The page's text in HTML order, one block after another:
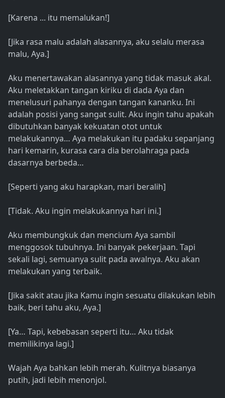
[Karena ... itu memalukan!]
[Jika rasa malu adalah alasannya, aku selalu merasa
malu, Aya.]
Aku menertawakan alasannya yang tidak masuk akal.
Aku meletakkan tangan kiriku di dada Aya dan
menelusuri pahanya dengan tangan kananku. Ini
adalah posisi yang sangat sulit. Aku ingin tahu apakah
dibutuhkan banyak kekuatan otot untuk
melakukannya… Aya melakukan itu padaku sepanjang
hari kemarin, kurasa cara dia berolahraga pada
dasarnya berbeda…
[Seperti yang aku harapkan, mari beralih]
[Tidak. Aku ingin melakukannya hari ini.]
Aku membungkuk dan mencium Aya sambil
menggosok tubuhnya. Ini banyak pekerjaan. Tapi
sekali lagi, semuanya sulit pada awalnya. Aku akan
melakukan yang terbaik.
[Jika sakit atau jika Kamu ingin sesuatu dilakukan lebih
baik, beri tahu aku, Aya.]
[Ya… Tapi, kebebasan seperti itu… Aku tidak
memilikinya lagi.]
Wajah Aya bahkan lebih merah. Kulitnya biasanya
putih, jadi lebih menonjol.